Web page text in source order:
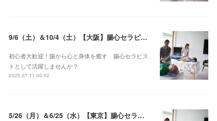
9/6（土）＆10/4（土）【大阪】腸心セラピスト養成コース《２日間コース》開講決定
初心者大歓迎！腸から心と身体を癒す 腸心セラピス
トとして活躍しませんか？
2025.07.11 06:42
5/26（月）＆6/25（水）【東京】腸心セラピスト養成コース《２日間コース》開講決定